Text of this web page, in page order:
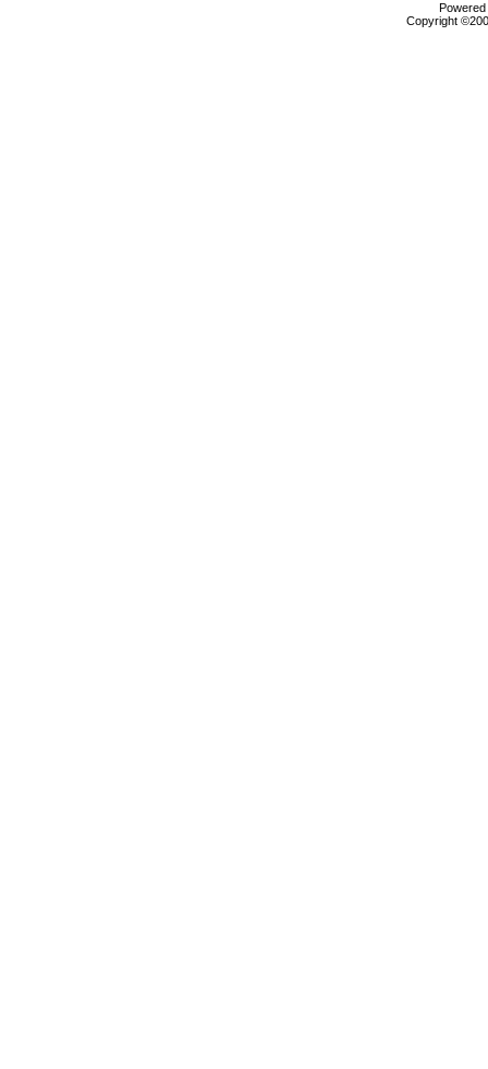
Copyright